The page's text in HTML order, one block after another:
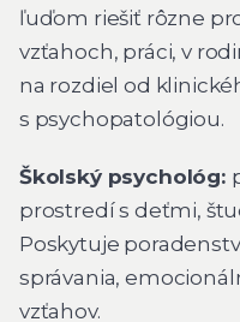
ľuďom riešiť rôzne
vzťahoch, práci, v
na rozdiel od
s psychopatológiou.
Školský psychológ:
prostredí s deťmi,
Poskytuje
správania,
vzťahov.